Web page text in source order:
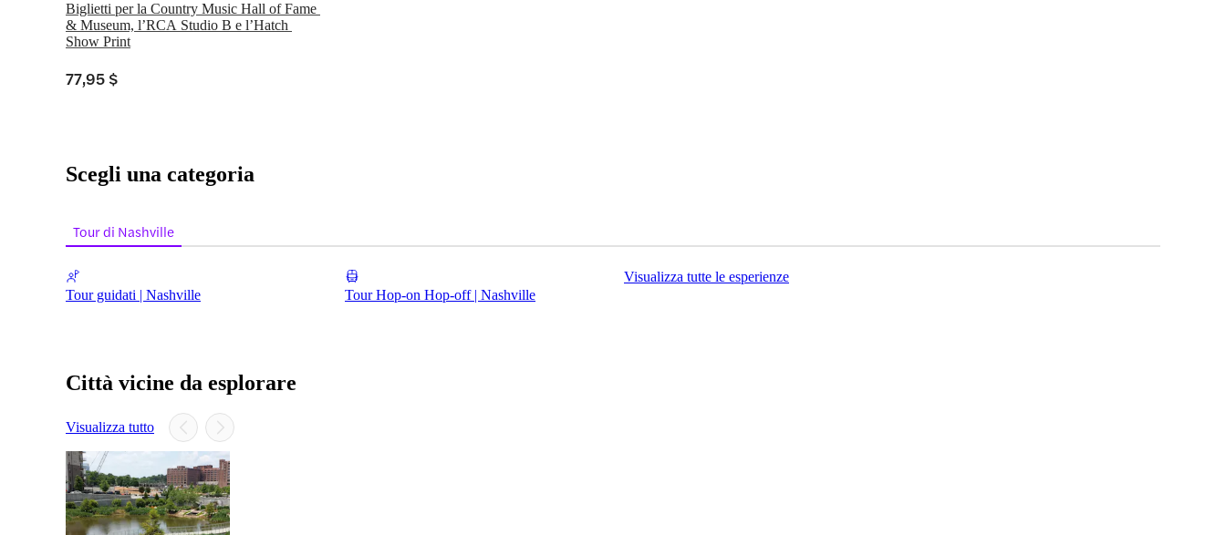
Biglietti per la Country Music Hall of Fame
& Museum, l’RCA Studio B e l’Hatch
Show Print
77,95 $
Scegli una categoria
Tour di Nashville
Tour guidati | Nashville Tour Hop-on Hop-off | Nashville
Visualizza tutte le esperienze
Città vicine da esplorare
Visualizza tutto